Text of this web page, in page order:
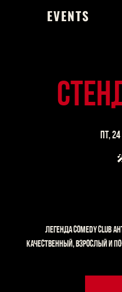
EVENTS
пт,
Легенда Comedy Club
Качественный, взрослый и